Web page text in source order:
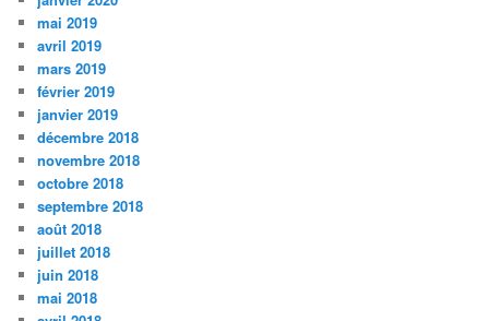
mai 2019
avril 2019
mars 2019
février 2019
janvier 2019
décembre 2018
novembre 2018
octobre 2018
septembre 2018
août 2018
juillet 2018
juin 2018
mai 2018